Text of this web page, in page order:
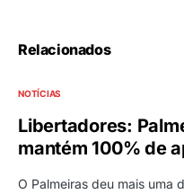
Relacionados
NOTÍCIAS
Libertadores:
mantém 100% de
O Palmeiras deu mais uma